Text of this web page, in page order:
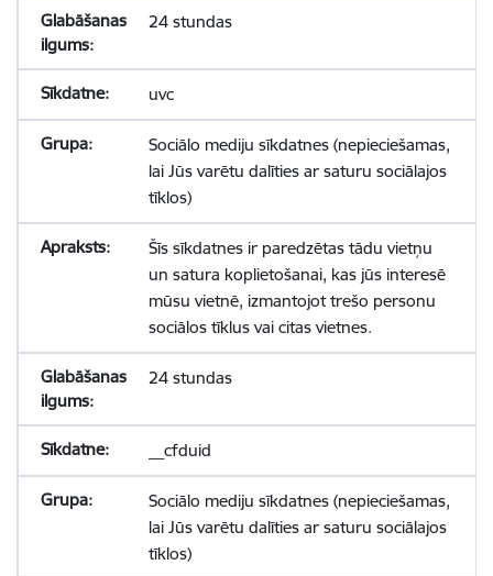
24 stundas
uvc
Sociālo mediju sīkdatnes (nepieciešamas,
lai Jūs varētu dalīties ar saturu sociālajos
tīklos)
Šīs sīkdatnes ir paredzētas tādu vietņu
un satura koplietošanai, kas jūs interesē
mūsu vietnē, izmantojot trešo personu
sociālos tīklus vai citas vietnes.
24 stundas
__cfduid
Sociālo mediju sīkdatnes (nepieciešamas,
lai Jūs varētu dalīties ar saturu sociālajos
tīklos)